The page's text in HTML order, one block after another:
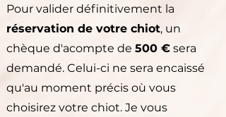
Pour valider définitivement la
réservation de votre chiot, un
chèque d'acompte de 500 € sera
demandé. Celui-ci ne sera encaissé
qu'au moment précis où vous
choisirez votre chiot. Je vous